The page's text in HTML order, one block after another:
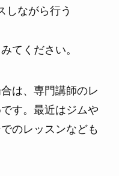
しながら行う
てください。
は、専門講師のレ
す。最近はジムや
のレッスンなども